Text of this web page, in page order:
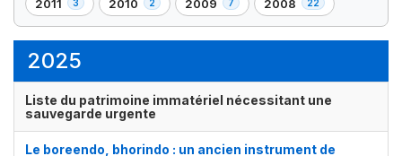
élément(s)
élément(s)
élément(s)
élément(s)
2011 3
,
3
2010 2
,
2
2009 7
,
7
2008 22
,
22
2025
Liste du patrimoine immatériel nécessitant une
sauvegarde urgente
Le boreendo, bhorindo : un ancien instrument de